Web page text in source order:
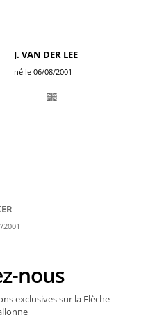
J. VAN DER LEE
né le 06/08/2001
2001
nous
exclusives sur la Flèche